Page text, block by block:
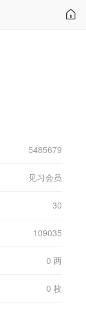
5485679
见习会员
30
109035
0 两
0 枚